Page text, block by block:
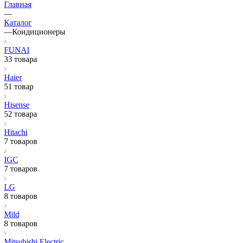
Главная
—
Каталог
—Кондиционеры
FUNAI
33 товара
Haier
51 товар
Hisense
52 товара
Hitachi
7 товаров
IGC
7 товаров
LG
8 товаров
Mild
8 товаров